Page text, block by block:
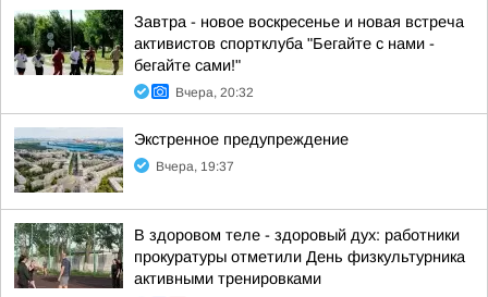
Завтра - новое воскресенье и новая встреча
активистов спортклуба "Бегайте с нами -
бегайте сами!"
Вчера, 20:32
Экстренное предупреждение
Вчера, 19:37
В здоровом теле - здоровый дух: работники
прокуратуры отметили День физкультурника
активными тренировками